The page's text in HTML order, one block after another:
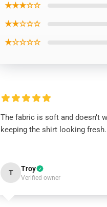
★★★☆☆
★★☆☆☆
★☆☆☆☆
The fabric is soft and doesn’t
keeping the shirt looking fresh.
T Troy
Verified owner